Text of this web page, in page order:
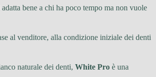
bene a chi ha poco tempo ma non vuole
al venditore, alla condizione iniziale dei denti
naturale dei denti, White Pro è una